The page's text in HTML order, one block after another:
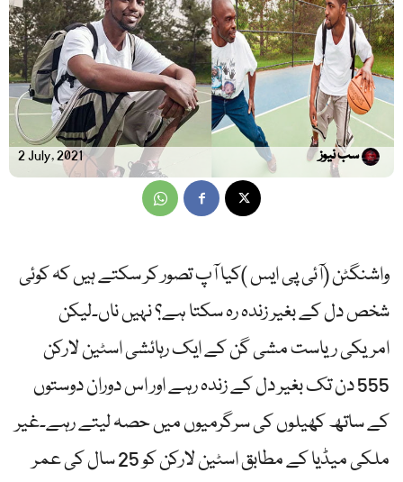
2 July, 2021 سب نیوز
واشنگٹن (آئی پی ایس )کیا آپ تصور کر سکتے ہیں کہ کوئی
شخص دل کے بغیر زندہ رہ سکتا ہے؟ نہیں ناں۔لیکن
امریکی ریاست مشی گن کے ایک رہائشی اسٹین لارکن
555 دن تک بغیر دل کے زندہ رہے اور اس دوران دوستوں
کے ساتھ کھیلوں کی سرگرمیوں میں حصہ لیتے رہے۔غیر
ملکی میڈیا کے مطابق اسٹین لارکن کو 25 سال کی عمر